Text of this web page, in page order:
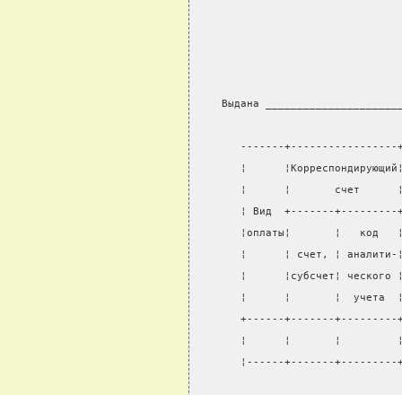
Выдана
-------
¦
¦      ¦       счет
¦ Вид  +-------
¦оплаты¦       ¦   код
¦      ¦ счет, ¦
¦      ¦субсчет¦ ческого
¦      ¦       ¦  учета
+------+-------
¦      ¦       ¦
¦------+-------